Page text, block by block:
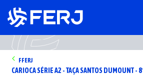
FFERJ
CARIOCA SÉRIE A2 - TAÇA SANTOS DUMOUNT -